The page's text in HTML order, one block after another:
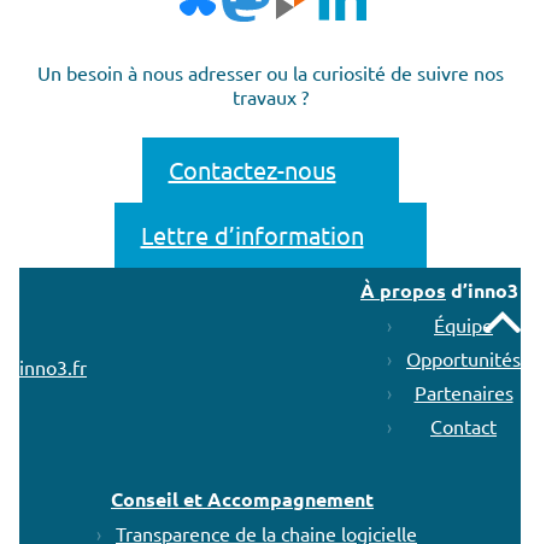
Un besoin à nous adresser ou la curiosité de suivre nos
travaux ?
Contactez-nous
Lettre d’information
inno3.fr
À propos d’inno3
Équipe
Opportunités
Partenaires
Contact
Conseil et Accompagnement
Transparence de la chaine logicielle
Remonter